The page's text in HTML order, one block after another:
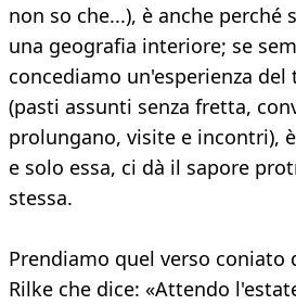
non so che...), è anche perché
una geografia interiore; se
concediamo un'esperienza
(pasti assunti senza fretta,
prolungano, visite e incontri),
e solo essa, ci dà il sapore
stessa.
Prendiamo quel verso coniato
Rilke che dice: «Attendo